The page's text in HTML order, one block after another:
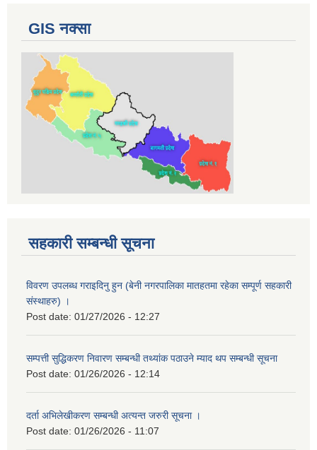
GIS नक्सा
सहकारी सम्बन्धी सूचना
विवरण उपलब्ध गराइदिनु हुन (बेनी नगरपालिका मातहतमा रहेका सम्पूर्ण सहकारी
संस्थाहरु) ।
Post date: 01/27/2026 - 12:27
सम्पत्ती सुद्धिकरण निवारण सम्बन्धी तथ्यांक पठाउने म्याद थप सम्बन्धी सूचना
Post date: 01/26/2026 - 12:14
दर्ता अभिलेखीकरण सम्बन्धी अत्यन्‍त जरुरी सूचना ।
Post date: 01/26/2026 - 11:07